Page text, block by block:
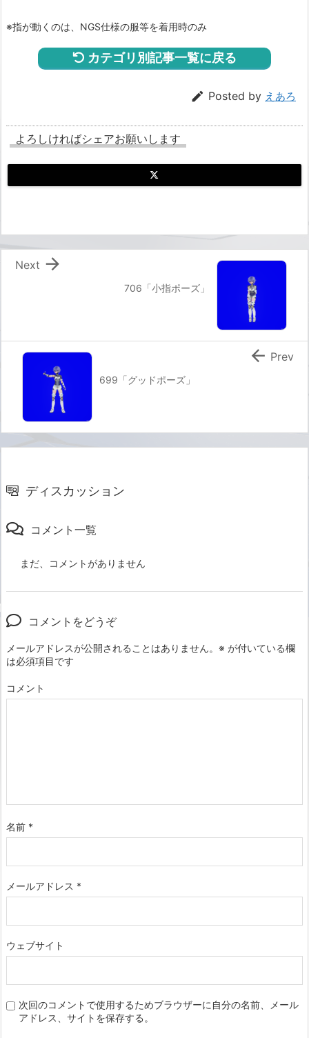
※指が動くのは、NGS仕様の服等を着用時のみ
カテゴリ別記事一覧に戻る
 Posted by えあろ
よろしければシェアお願いします
706「小指ポーズ」

Next
699「グッドポーズ」
 Prev
ディスカッション
コメント一覧
まだ、コメントがありません
コメントをどうぞ
メールアドレスが公開されることはありません。 ※ が付いている欄
は必須項目です
コメント
名前 *
メールアドレス *
ウェブサイト
次回のコメントで使用するためブラウザーに自分の名前、メール
アドレス、サイトを保存する。